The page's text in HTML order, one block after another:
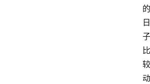
的
日
子
比
较
动